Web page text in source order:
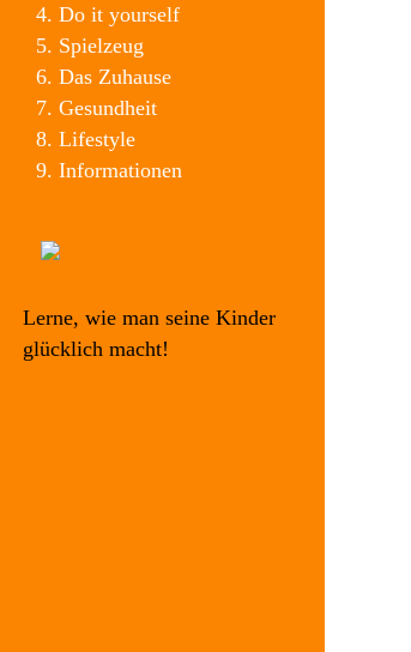
Do it yourself
Spielzeug
Das Zuhause
Gesundheit
Lifestyle
Informationen
Lerne, wie man seine Kinder
glücklich macht!